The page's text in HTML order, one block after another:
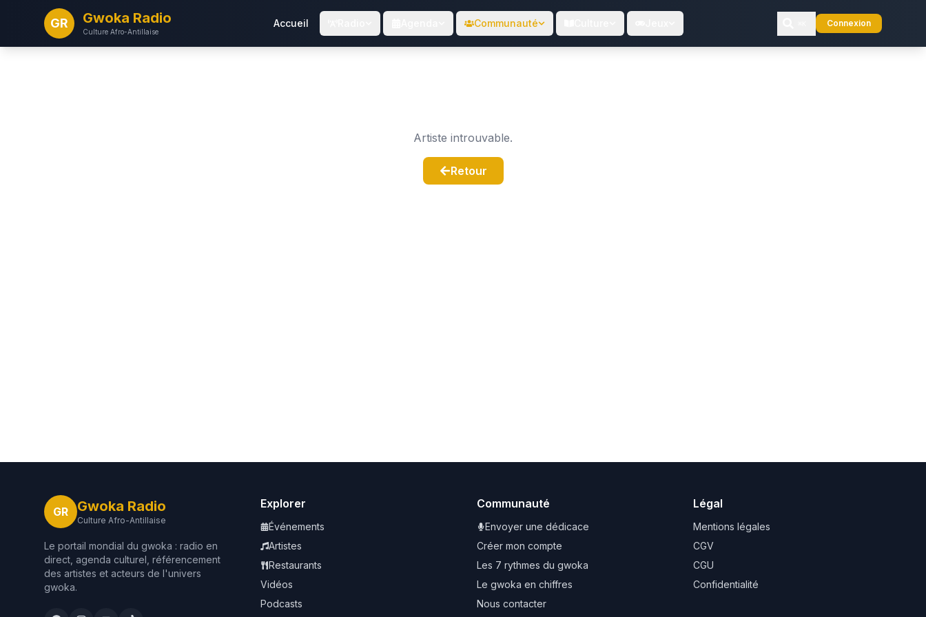
GR Gwoka Radio
Culture Afro-Antillaise
Accueil Communauté Connexion
Artiste introuvable.
Retour
GR Gwoka Radio
Culture Afro-Antillaise
Le portail mondial du gwoka : radio en
direct, agenda culturel, référencement
des artistes et acteurs de l'univers
gwoka.
Explorer
Événements
Artistes
Restaurants
Vidéos
Podcasts
Communauté
Envoyer une dédicace
Créer mon compte
Les 7 rythmes du gwoka
Le gwoka en chiffres
Nous contacter
Légal
Mentions légales
CGV
CGU
Confidentialité